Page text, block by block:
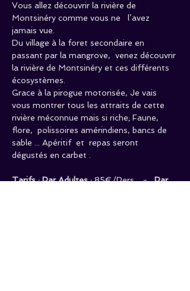
Vous allez découvrir la rivière de
Montsinéry comme vous ne   l’avez
jamais vue.
Du village à la foret secondaire en
passant par la mangrove,  venez découvrir
la rivière de Montsinéry et ces différents
écosystèmes.
Grace à la pirogue motorisée, Je vais
vous montrer tous les attraits de cette
rivière méconnue mais si riche; Faune,
flore,  polissoires amérindiens, bancs de
sable ... Apéritif  et  repas seront
dégustés en carbet .
Tarifs : Par Adultes : 85€/Pers.   - Par